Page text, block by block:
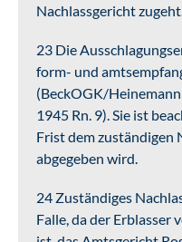
Nachlassgericht
23 Die
form- und
(BeckOGK/
1945 Rn. 9). Sie ist
Frist dem zuständigen
abgegeben wird.
24 Zuständiges
Falle, da der Erblasser